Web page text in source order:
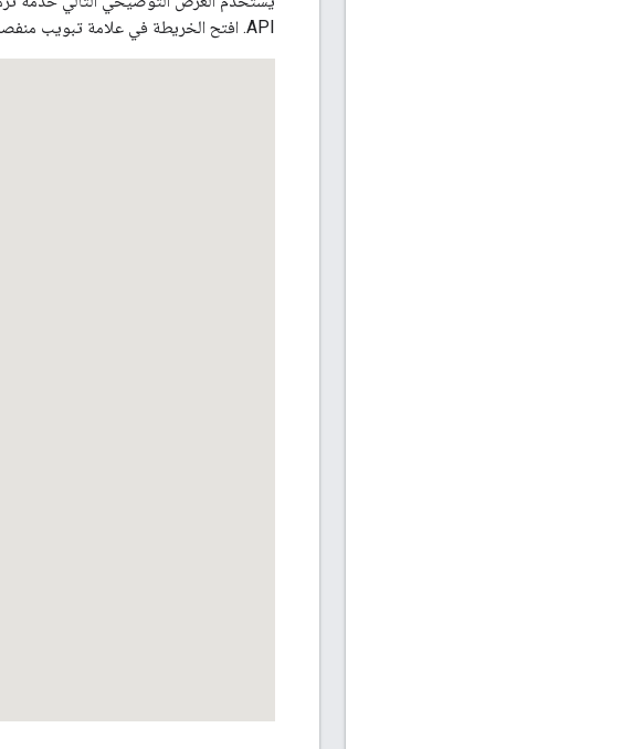
API. افتح الخريطة في علامة تبويب منفصلة للاطّلاع على المزيد من الخيارات والتفاصيل.